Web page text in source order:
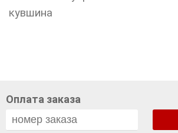
кувшина
Оплата заказа